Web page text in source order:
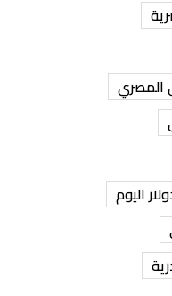
المصري
اليوم